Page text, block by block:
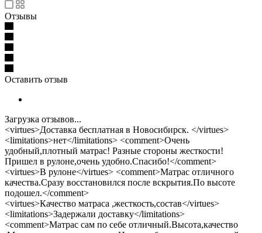
Отзывы
Оставить отзыв
Загрузка отзывов...
<virtues>Доставка бесплатная в Новосибирск. </virtues>
<limitations>нет</limitations> <comment>Очень
удобный,плотный матрас! Разные стороны жесткости!
Пришел в рулоне,очень удобно.Спасибо!</comment>
<virtues>В рулоне</virtues> <comment>Матрас отличного
качества.Сразу восстановился после вскрытия.По высоте
подошел.</comment>
<virtues>Качество матраса ,жесткость,состав</virtues>
<limitations>Задержали доставку</limitations>
<comment>Матрас сам по себе отличный.Высота,качество